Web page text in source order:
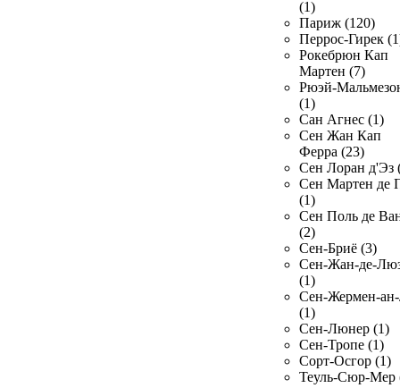
(1)
Париж (120)
Перрос-Гирек
Рокебрюн Кап
Мартен (7)
Рюэй-
(1)
Сан Агнес (1)
Сен Жан Кап
Ферра (23)
Сен Лоран д'Эз
Сен Мартен де
(1)
Сен Поль де
(2)
Сен-Бриё (3)
Сен-Жан-де-
(1)
Сен-Жермен-
(1)
Сен-Люнер (1)
Сен-Тропе (1)
Сорт-Осгор (1)
Теуль-Сюр-Мер